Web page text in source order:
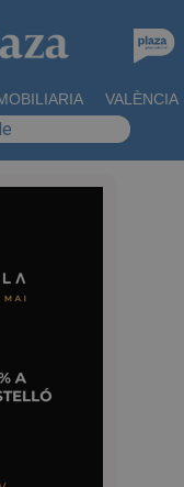
VALÈNCIA